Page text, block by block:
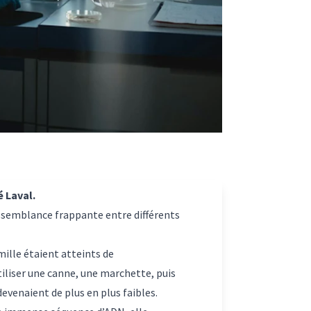
Laval.
frappante entre différents
étaient atteints de
une canne, une marchette, puis
de plus en plus faibles.